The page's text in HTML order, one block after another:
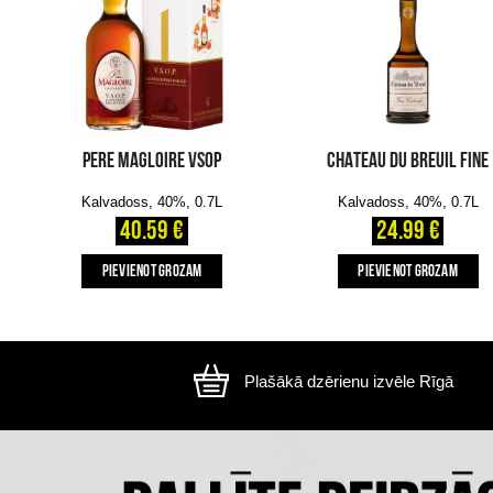
Attēls ir ilustratīvs, preces izskats var
CITI MŪSU KLIENTI IZVĒLAS